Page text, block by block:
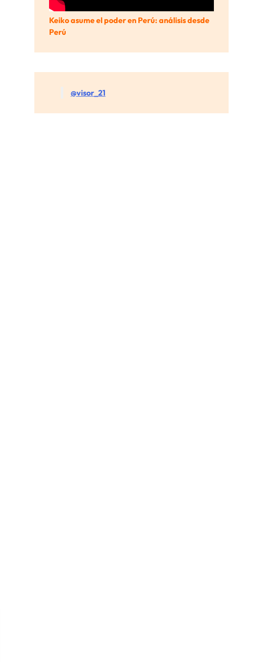
Keiko asume el poder en Perú: análisis desde
Perú
@visor_21